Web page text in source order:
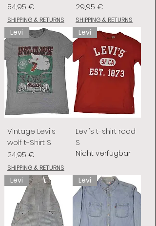
Preis
54,95 €
SHIPPING & RETURNS
Preis
29,95 €
SHIPPING & RETURNS
Levi
Vintage Levi's
wolf t-Shirt S
Preis
24,95 €
SHIPPING & RETURNS
Levi
Levi's t-shirt rood
S
Nicht verfügbar
Levi Levi